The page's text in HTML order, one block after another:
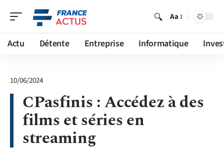
Aa
Actu Détente Entreprise Informatique
10/06/2024
CPasfinis : Accédez à des
films et séries en
streaming